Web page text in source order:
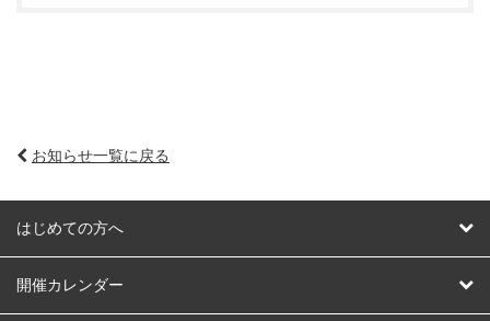
お知らせ一覧に戻る
はじめての方へ
はじめての方へ
開催カレンダー